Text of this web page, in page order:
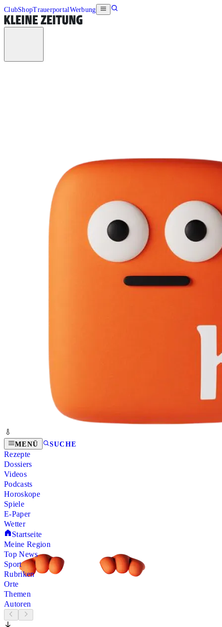
ClubShopTrauerportalWerbung
MENÜ SUCHE
Rezepte
Dossiers
Videos
Podcasts
Horoskope
Spiele
E-Paper
Wetter
Startseite
Meine Region
Top News
Sport
Rubriken
Orte
Themen
Autoren